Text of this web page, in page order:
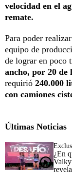
velocidad en el
remate.
Para poder
equipo de
de lograr en poco
ancho, por 20 de
requirió 240.000
con camiones
Últimas Noticias
¿En